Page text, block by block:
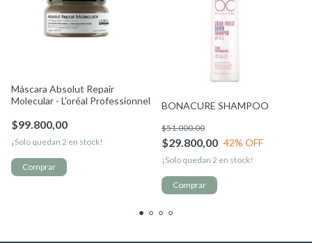
Máscara Absolut Repair
Molecular - L'oréal Professionnel
$99.800,00
¡Solo quedan 2 en stock!
BONACURE SHAMPOO
$29.800,00
$51.000,00
42% OFF
¡Solo quedan 2 en stock!